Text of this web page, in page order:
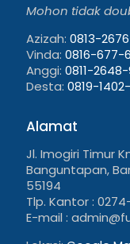
Mohon tidak
Azizah: 0813-
Vinda: 0816-677-
Anggi: 0811-
Desta: 0819-
Alamat
Jl. Imogiri Timur
Banguntapan,
55194
Tlp. Kantor :
E-mail :